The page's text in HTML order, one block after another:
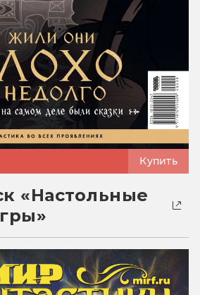
Купить
«Настольные